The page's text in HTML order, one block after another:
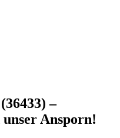
–
Ansporn!